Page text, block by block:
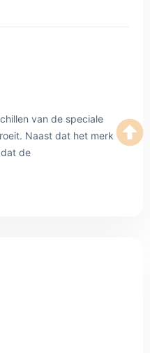
van de speciale
Naast dat het merk
de
Nederland worden ze
duurzame